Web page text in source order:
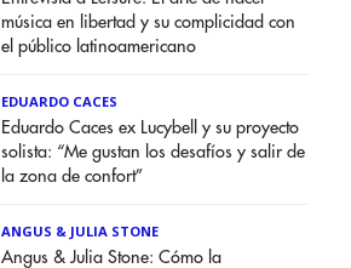
música en libertad y su complicidad con
el público latinoamericano
EDUARDO CACES
Eduardo Caces ex Lucybell y su proyecto
solista: “Me gustan los desafíos y salir de
la zona de confort”
ANGUS & JULIA STONE
Angus & Julia Stone: Cómo la